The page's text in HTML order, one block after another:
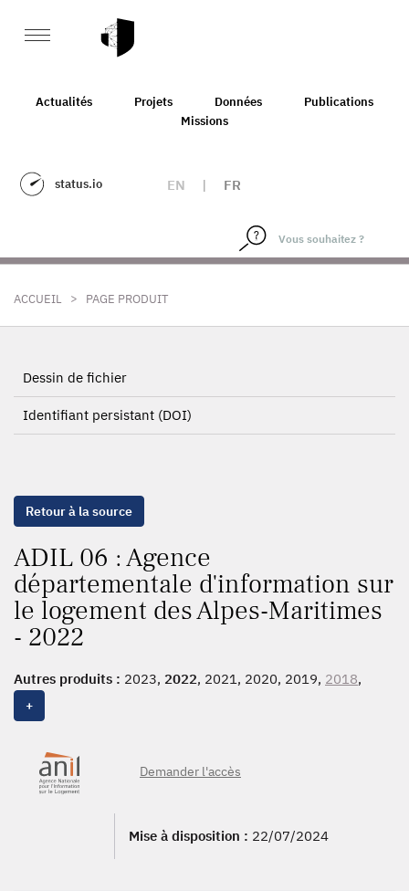
Actualités Projets Données
Publications
Missions
status.io EN | FR
ACCUEIL > PAGE PRODUIT
Dessin de fichier
Identifiant persistant (DOI)
Retour à la source
ADIL 06 : Agence
départementale d'information sur
le logement des Alpes-Maritimes
- 2022
Autres produits : 2023, 2022, 2021, 2020, 2019, 2018,
2017, 2016
+
Demander l'accès
Mise à disposition : 22/07/2024